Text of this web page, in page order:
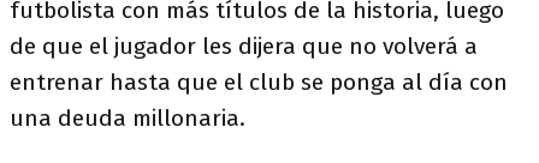
futbolista con más títulos de la historia, luego
de que el jugador les dijera que no volverá a
entrenar hasta que el club se ponga al día con
una deuda millonaria.